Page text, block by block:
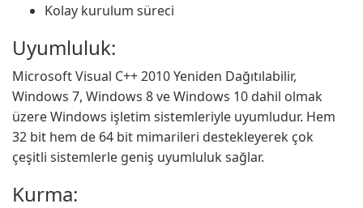
Kolay kurulum süreci
Uyumluluk:
Microsoft Visual C++ 2010 Yeniden Dağıtılabilir,
Windows 7, Windows 8 ve Windows 10 dahil olmak
üzere Windows işletim sistemleriyle uyumludur. Hem
32 bit hem de 64 bit mimarileri destekleyerek çok
çeşitli sistemlerle geniş uyumluluk sağlar.
Kurma: